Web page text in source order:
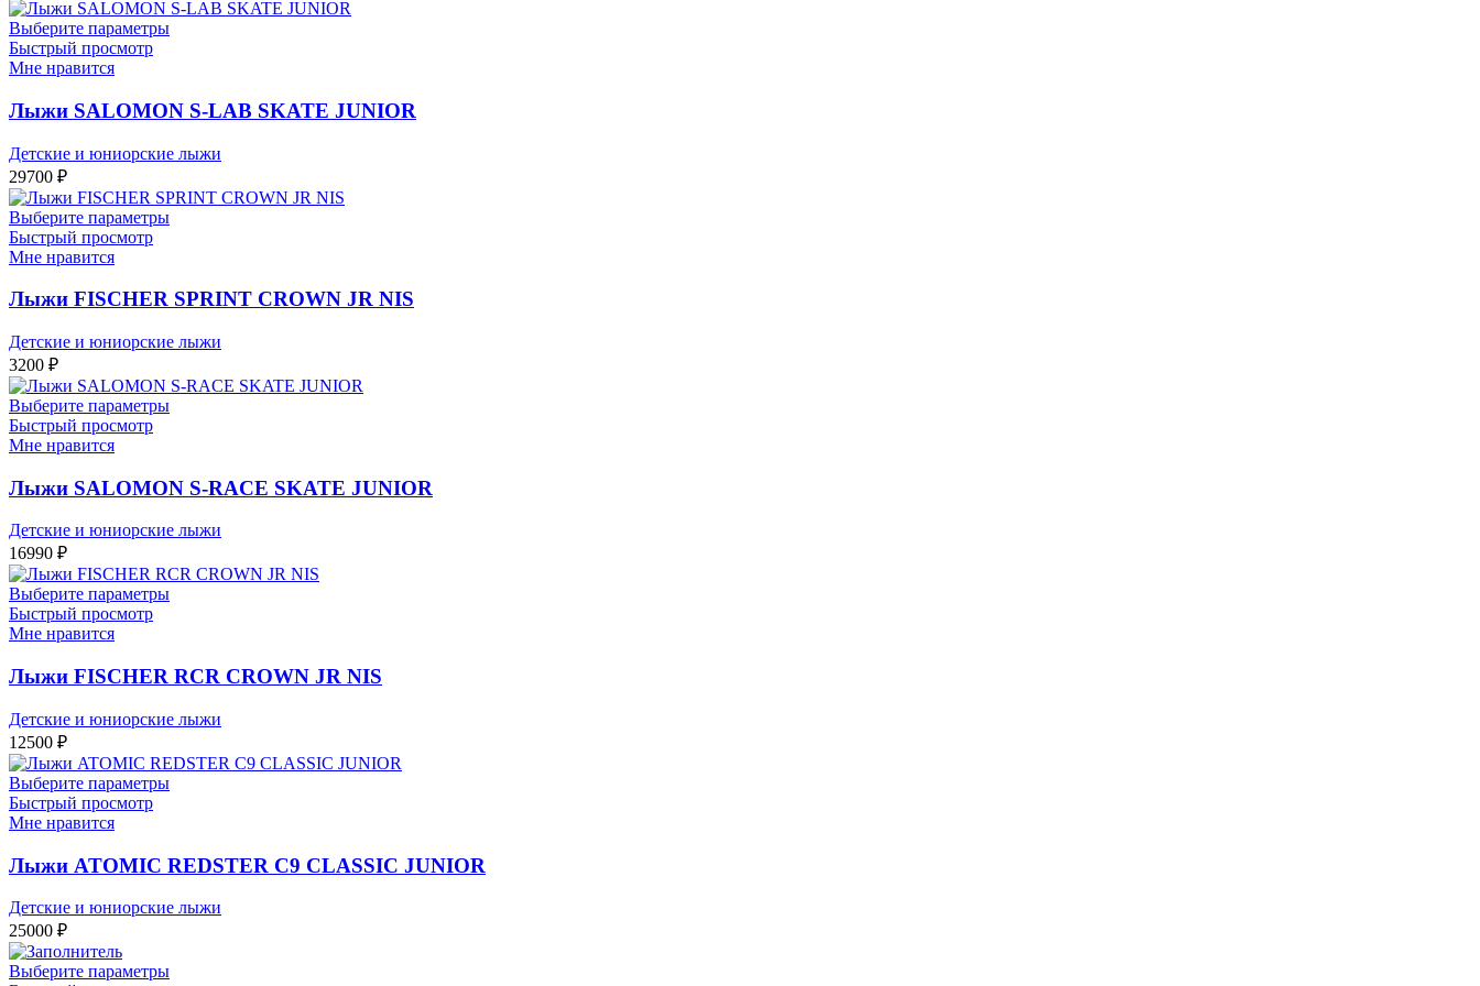
Выберите параметры
Быстрый просмотр
Мне нравится
Лыжи SALOMON S-LAB SKATE JUNIOR
Детские и юниорские лыжи
29700 ₽
Выберите параметры
Быстрый просмотр
Мне нравится
Лыжи FISCHER SPRINT CROWN JR NIS
Детские и юниорские лыжи
3200 ₽
Выберите параметры
Быстрый просмотр
Мне нравится
Лыжи SALOMON S-RACE SKATE JUNIOR
Детские и юниорские лыжи
16990 ₽
Выберите параметры
Быстрый просмотр
Мне нравится
Лыжи FISCHER RCR CROWN JR NIS
Детские и юниорские лыжи
12500 ₽
Выберите параметры
Быстрый просмотр
Мне нравится
Лыжи ATOMIC REDSTER C9 CLASSIC JUNIOR
Детские и юниорские лыжи
25000 ₽
Выберите параметры